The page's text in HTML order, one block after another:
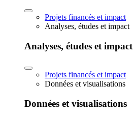
Projets financés et impact
Analyses, études et impact
Analyses, études et impact
Projets financés et impact
Données et visualisations
Données et visualisations